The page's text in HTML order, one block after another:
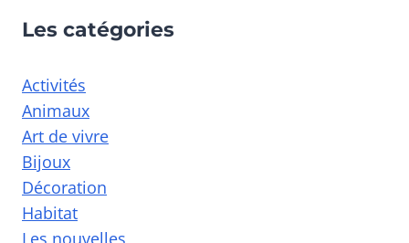
Les catégories
Activités
Animaux
Art de vivre
Bijoux
Décoration
Habitat